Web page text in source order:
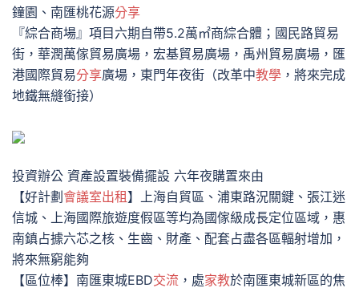
鐘園、南匯桃花源分享
『綜合商場』項目六期自帶5.2萬㎡商綜合體；國民路貿易
街，華潤萬傢貿易廣場，宏基貿易廣場，禹州貿易廣場，匯
港國際貿易分享廣場，東門年夜街（改革中教學 ，將來完成
地鐵無縫銜接）
投資辦公 資產設置裝備擺設 六年夜購置來由
【好計劃 會議室出租】上海自貿區、浦東路況關鍵、張江迷
信城、上海國際旅遊度假區等均為國傢級成長定位區域，惠
南鎮占據六芯之核、生齒、財產、配套占盡各區輻射增加，
將來無窮能夠
【區位棒】南匯東城EBD交流 ，處家教於南匯東城新區的焦